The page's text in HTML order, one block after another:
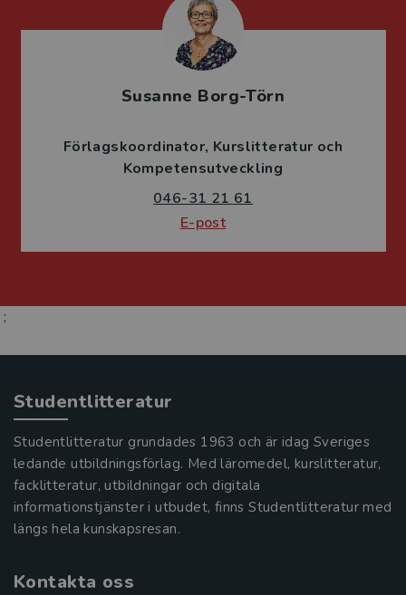
Susanne Borg-Törn
Förlagskoordinator Kurslitteratur och
Kompetensutveckling
046-31 21 61
E-post
;
Studentlitteratur
Studentlitteratur grundades 1963 och är idag Sveriges
ledande utbildningsförlag. Med läromedel, kurslitteratur,
facklitteratur, utbildningar och digitala
informationstjänster i utbudet, finns Studentlitteratur med
längs hela kunskapsresan.
Kontakta oss